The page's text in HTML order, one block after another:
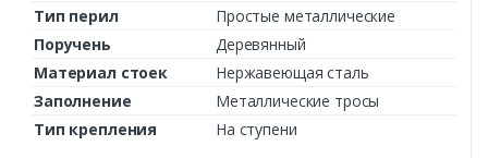
Тип перил
Простые металлические
Поручень
Деревянный
Материал стоек
Нержавеющая сталь
Заполнение
Металлические тросы
Тип крепления
На ступени